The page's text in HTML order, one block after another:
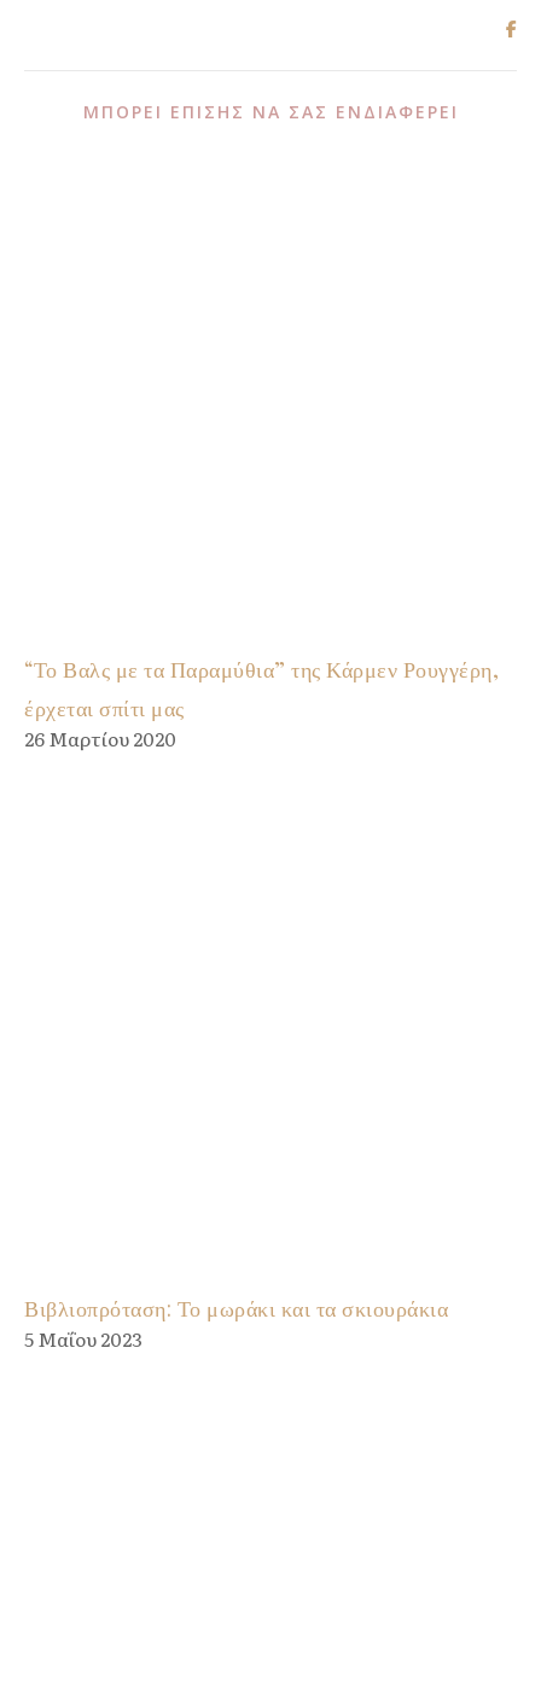
ΜΠΟΡΕΊ ΕΠΊΣΗΣ ΝΑ ΣΑΣ ΕΝΔΙΑΦΈΡΕΙ
“Το Βαλς με τα Παραμύθια” της Κάρμεν Ρουγγέρη,
έρχεται σπίτι μας
26 Μαρτίου 2020
Βιβλιοπρόταση: Το μωράκι και τα σκιουράκια
5 Μαΐου 2023